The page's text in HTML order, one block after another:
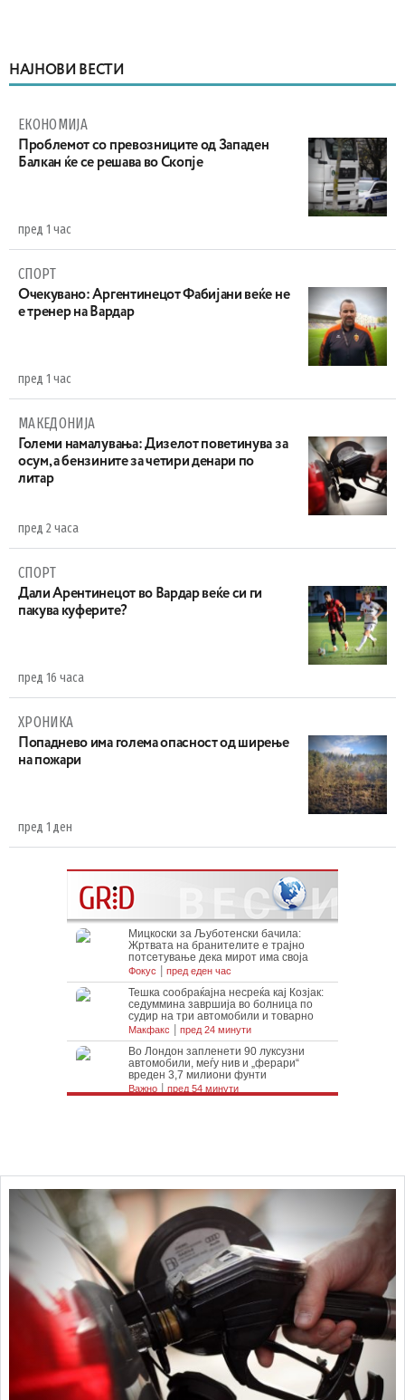
НАЈНОВИ ВЕСТИ
ЕКОНОМИЈА
Проблемот со превозниците од Западен
Балкан ќе се решава во Скопје
пред 1 час
СПОРТ
Очекувано: Аргентинецот Фабијани веќе не
е тренер на Вардар
пред 1 час
МАКЕДОНИЈА
Големи намалувања: Дизелот поветинува за
осум, а бензините за четири денари по
литар
пред 2 часа
СПОРТ
Дали Арентинецот во Вардар веќе си ги
пакува куферите?
пред 16 часа
ХРОНИКА
Попаднево има голема опасност од ширење
на пожари
пред 1 ден